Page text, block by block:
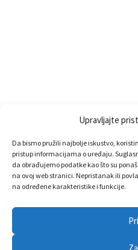
Upravljajte
Da bismo pružili najbolje iskustvo,
pristup informacijama o uređaju.
da obrađujemo podatke kao što su
na ovoj web stranici. Nepristanak ili
na određene karakteristike i funkcije.